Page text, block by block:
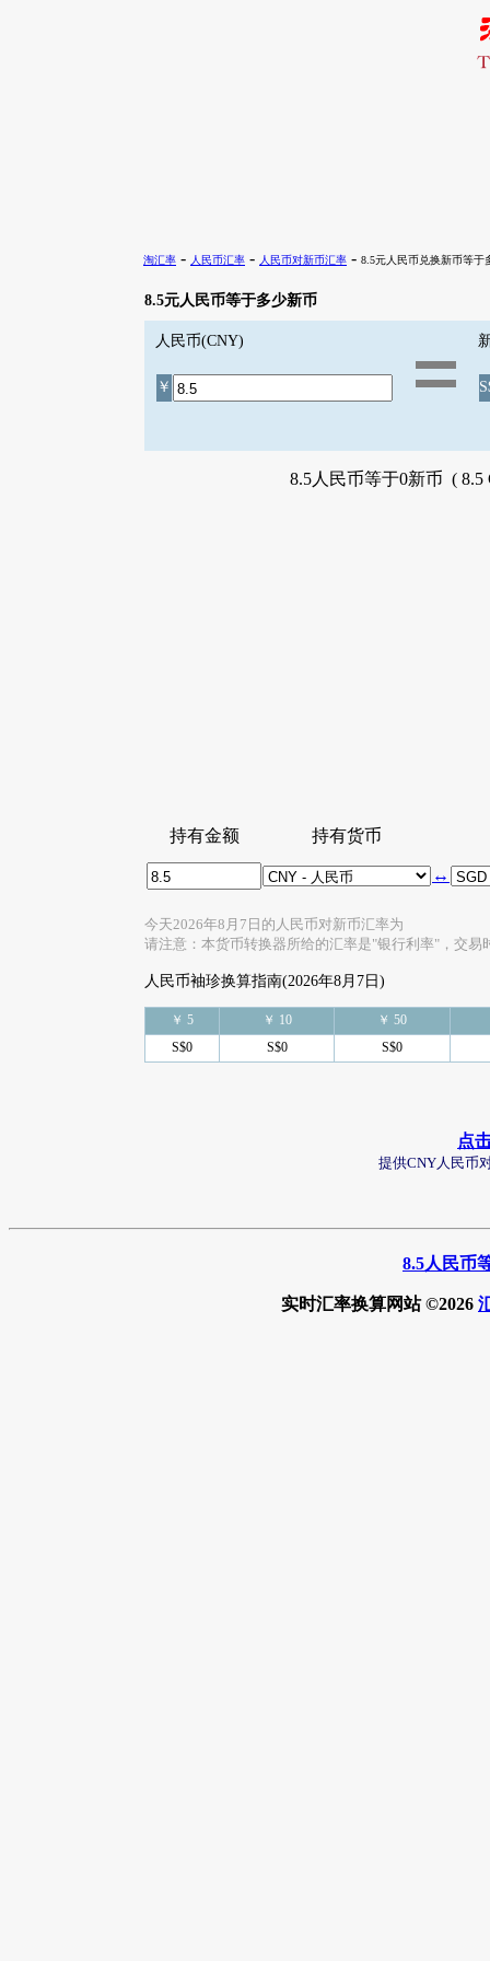
淘汇率 - 人民币汇率 - 人民币对新币汇率 - 8.5元人民币兑换新币等于
8.5元人民币等于多少新币
人民币(CNY)
￥
8.5人民币等于0新币 ( 8.5
持有金额 持有货币
↔
今天2026年8月7日的人民币对新币汇率为
请注意：本货币转换器所给的汇率是"银行利率"，交易
人民币袖珍换算指南(2026年8月7日)
￥ 5 ￥ 10
￥ 50
S$0
S$0 S$0
点
提供CNY人民币
8.5人民币
实时汇率换算网站 ©2026